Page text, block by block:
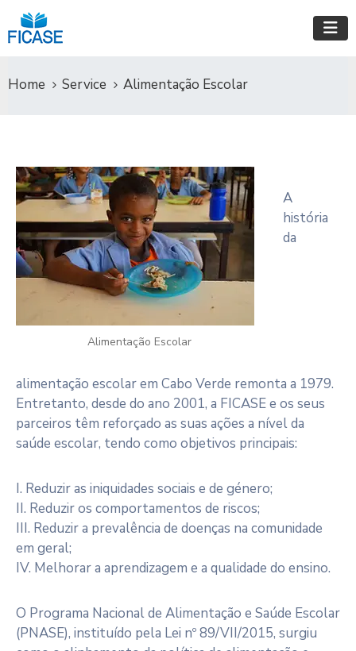
Home Service Alimentação Escolar
Alimentação Escolar
A
história
da
alimentação escolar em Cabo Verde remonta a 1979.
Entretanto, desde do ano 2001, a FICASE e os seus
parceiros têm reforçado as suas ações a nível da
saúde escolar, tendo como objetivos principais:
I. Reduzir as iniquidades sociais e de género;
II. Reduzir os comportamentos de riscos;
III. Reduzir a prevalência de doenças na comunidade
em geral;
IV. Melhorar a aprendizagem e a qualidade do ensino.
O Programa Nacional de Alimentação e Saúde Escolar
(PNASE), instituído pela Lei nº 89/VII/2015, surgiu